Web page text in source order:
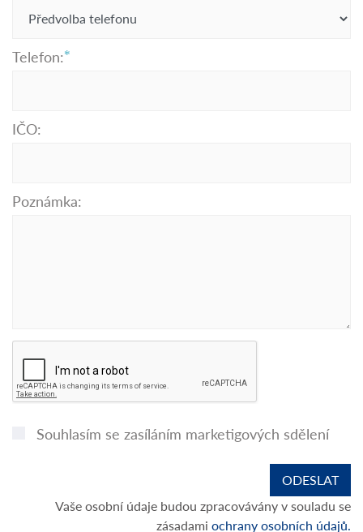
Telefon:
IČO:
Poznámka:
Souhlasím se zasíláním marketigových sdělení
Vaše osobní údaje budou zpracovávány v souladu se
zásadami ochrany osobních údajů.